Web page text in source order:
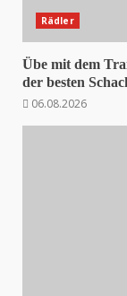
Rädler
Übe mit dem
der besten
06.08.2026